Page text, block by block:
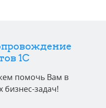
1C
помочь Вам в
задач!